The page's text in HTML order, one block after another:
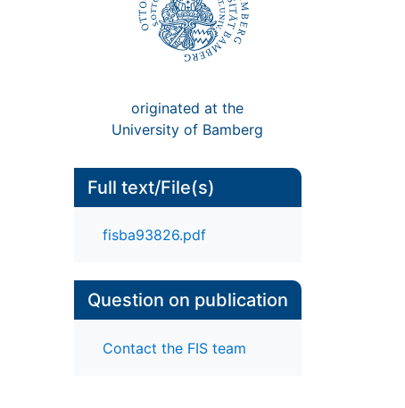
originated at the
University of Bamberg
Full text/File(s)
fisba93826.pdf
Question on publication
Contact the FIS team